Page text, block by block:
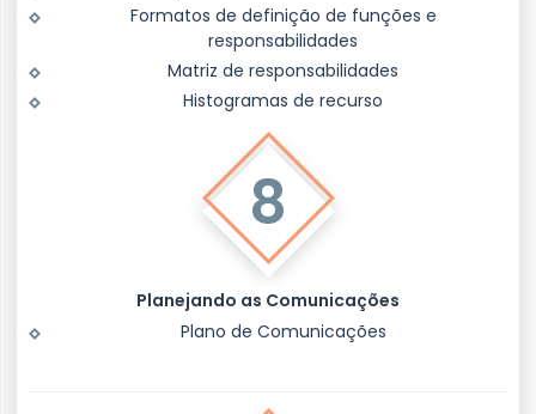
Formatos de definição de funções e
responsabilidades
Matriz de responsabilidades
Histogramas de recurso
8
Planejando as Comunicações
Plano de Comunicações